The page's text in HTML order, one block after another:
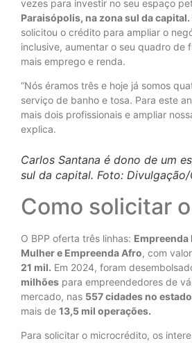
vezes para investir no seu espaço
Paraisópolis, na zona sul da capital.
solicitou o crédito para ampliar o
inclusive, aumentar o seu quadro de
mais emprego e renda.
“Nós éramos três e hoje já somos
serviço de banho e tosa. Para este
mais dois profissionais e ampliar
explica.
Carlos Santana é dono de um
sul da capital. Foto: Divulgação/
Como solicitar
O BPP oferta três linhas: Empreenda
Mulher e Empreenda Afro, com
21 mil. Em 2024, foram
milhões para empreendedores de
mercado, nas 557 cidades no
mais de 13,5 mil operações.
Para solicitar o microcrédito, os